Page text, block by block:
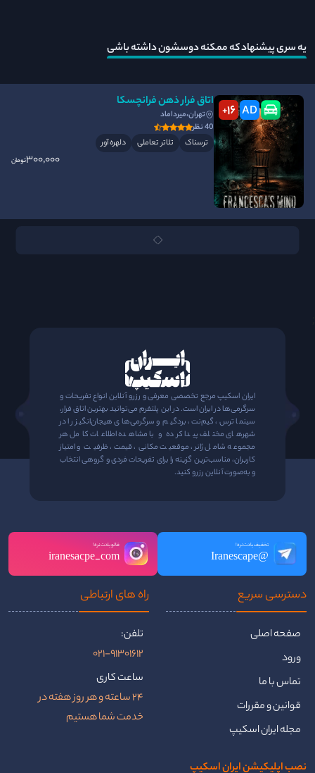
یه سری پیشنهاد که ممکنه دوسشون داشته باشی
AD
16
+
اتاق فرار ذهن فرانچسکا
تهران،میرداماد
40 نظر
ترسناک
تئاتر تعاملی دلهره آور
300٬000تومان
ایران اسکیپ مرجع تخصصی معرفی و رزرو آنلاین انواع تفریحات و
سرگرمی‌ها در ایران است. در این پلتفرم می‌توانید بهترین اتاق فرار،
سینما ترس، گیم‌نت، بردگیم و سرگرمی‌های هیجان‌انگیز را در
شهرهای مختلف پیدا کرده و با مشاهده اطلاعات کامل هر
مجموعه شامل ژانر، موقعیت مکانی، قیمت، ظرفیت و امتیاز
کاربران، مناسب‌ترین گزینه را برای تفریحات فردی و گروهی انتخاب
و به‌صورت آنلاین رزرو کنید.
تخفیف یادت نره!
@Iranescape
فالو یادت نره!
iranesacpe_com
دسترسی سریع
صفحه اصلی
ورود
تماس با ما
قوانین و مقررات
مجله ایران اسکیپ
راه ‌های ارتباطی
تلفن:
021-91301612
ساعت کاری
24 ساعته و هر روز هفته در
خدمت شما هستیم
نصب اپلیکیشن ایران اسکیپ